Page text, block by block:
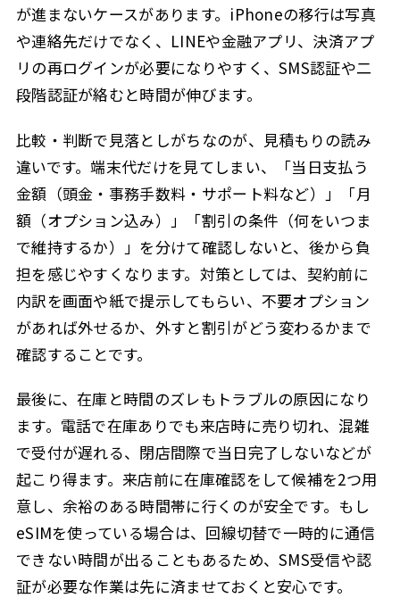
が進まないケースがあります。iPhoneの移行は写真
や連絡先だけでなく、LINEや金融アプリ、決済アプ
リの再ログインが必要になりやすく、SMS認証や二
段階認証が絡むと時間が伸びます。
比較・判断で見落としがちなのが、見積もりの読み
違いです。端末代だけを見てしまい、「当日支払う
金額（頭金・事務手数料・サポート料など）」「月
額（オプション込み）」「割引の条件（何をいつま
で維持するか）」を分けて確認しないと、後から負
担を感じやすくなります。対策としては、契約前に
内訳を画面や紙で提示してもらい、不要オプション
があれば外せるか、外すと割引がどう変わるかまで
確認することです。
最後に、在庫と時間のズレもトラブルの原因になり
ます。電話で在庫ありでも来店時に売り切れ、混雑
で受付が遅れる、閉店間際で当日完了しないなどが
起こり得ます。来店前に在庫確認をして候補を2つ用
意し、余裕のある時間帯に行くのが安全です。もし
eSIMを使っている場合は、回線切替で一時的に通信
できない時間が出ることもあるため、SMS受信や認
証が必要な作業は先に済ませておくと安心です。